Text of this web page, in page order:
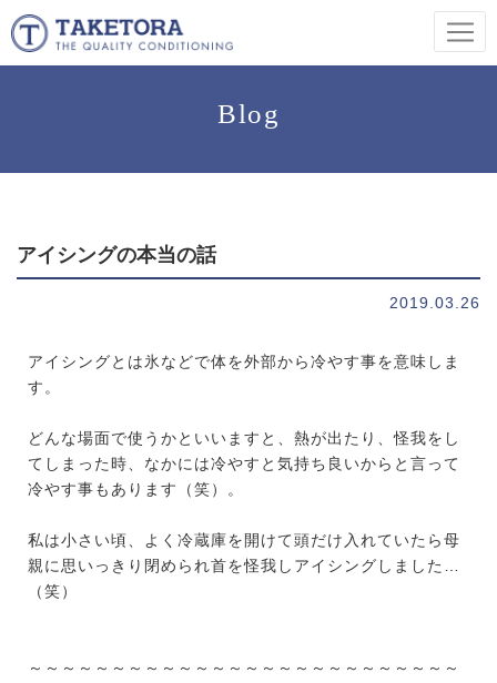
Blog
アイシングの本当の話
2019.03.26
アイシングとは氷などで体を外部から冷やす事を意味しま
す。
どんな場面で使うかといいますと、熱が出たり、怪我をし
てしまった時、なかには冷やすと気持ち良いからと言って
冷やす事もあります（笑）。
私は小さい頃、よく冷蔵庫を開けて頭だけ入れていたら母
親に思いっきり閉められ首を怪我しアイシングしました…
（笑）
～～～～～～～～～～～～～～～～～～～～～～～～～～